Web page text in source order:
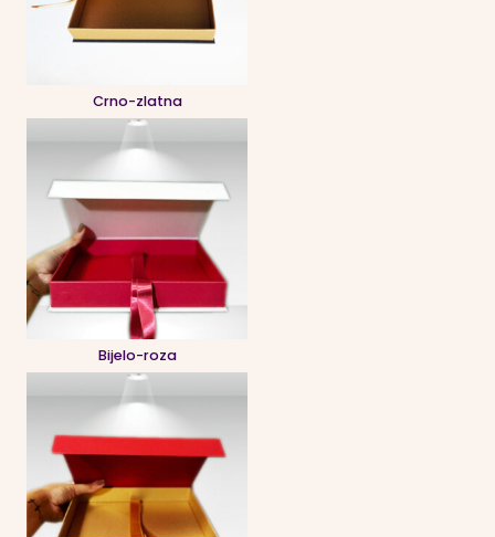
Crno-zlatna
Bijelo-roza